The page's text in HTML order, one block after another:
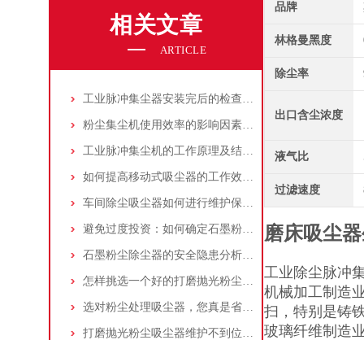
相关文章
ARTICLE
工业脉冲集尘器安装完后的检查工作详解
粉尘集尘机使用效率的影响因素及改进措施
工业脉冲集尘机的工作原理及结构特点说明
如何提高移动式吸尘器的工作效率？
车间除尘吸尘器如何进行维护保养？
避免过度投资：如何确定石墨粉尘除尘器的合理价格区间
石墨粉尘除尘器的安全隐患分析及应对措施
怎样挑选一个好的打磨抛光粉尘吸尘器
选对粉尘处理吸尘器，您真是省了很多事！
打磨抛光粉尘吸尘器维护不到位，那是你没有注意这些而已！
品牌
林格曼黑度
除尘率
出口含尘浓度
液气比
过滤速度
磨床吸尘
工业除尘脉冲
机械加工制造
扫，特别是铸
玻璃纤维制造